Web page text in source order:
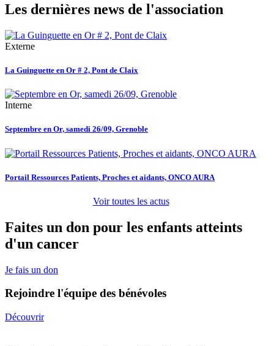
Les dernières news de l'association
Externe
La Guinguette en Or # 2, Pont de Claix
Interne
Septembre en Or, samedi 26/09, Grenoble
Portail Ressources Patients, Proches et aidants, ONCO AURA
Voir toutes les actus
Faites un don pour les enfants atteints
d'un cancer
Je fais un don
Rejoindre l'équipe des bénévoles
Découvrir